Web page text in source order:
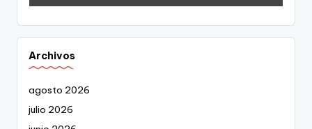
Archivos
agosto 2026
julio 2026